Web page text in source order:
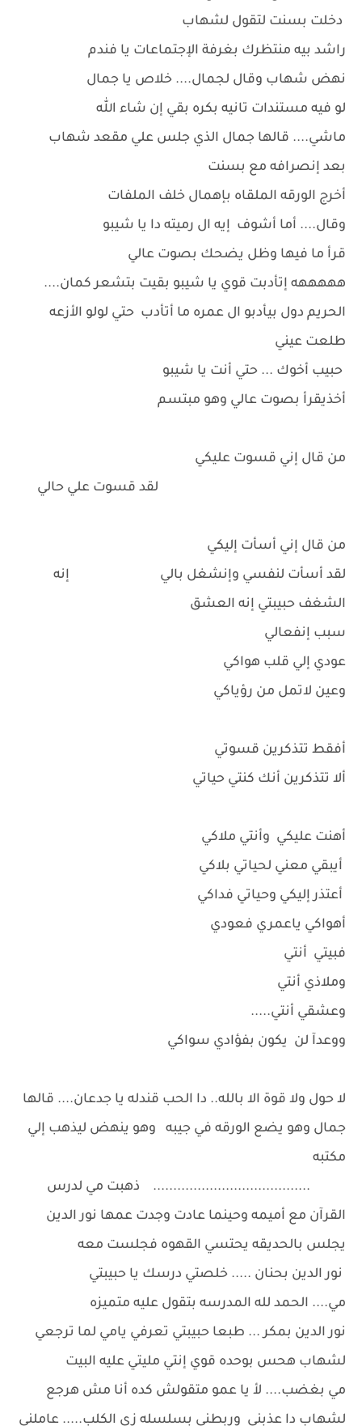
دخلت بسنت لتقول لشهاب
راشد بيه منتظرك بغرفة الإجتماعات يا فندم
نهض شهاب وقال لجمال.... خلاص يا جمال
لو فيه مستندات تانيه بكره بقي إن شاء الله
ماشي.... قالها جمال الذي جلس علي مقعد شهاب
بعد إنصرافه مع بسنت
أخرج الورقه الملقاه بإهمال خلف الملفات
وقال.... أما أشوف إيه ال رميته دا يا شيبو
قرأ ما فيها وظل يضحك بصوت عالي
هههههه إتأدبت قوي يا شيبو بقيت بتشعر كمان....
الحريم دول بيأدبو ال عمره ما أتأدب حتي لولو الأزعه
طلعت عيني
حبيب أخوك ... حتي أنت يا شيبو
أخذيقرأ بصوت عالي وهو مبتسم
من قال إني قسوت عليكي
لقد قسوت علي حالي
من قال إني أسأت إليكي
لقد أسأت لنفسي وإنشغل بالي إنه
الشغف حبيبتي إنه العشق
سبب إنفعالي
عودي إلي قلب هواكي
وعين لاتمل من رؤياكي
أفقط تتذكرين قسوتي
ألا تتذكرين أنك كنتي حياتي
أهنت عليكي وأنتي ملاكي
أيبقي معني لحياتي بلاكي
أعتذر إليكي وحياتي فداكي
أهواكي ياعمري فعودي
فبيتي أنتي
وملاذي أنتي
وعشقي أنتي.....
ووعدآ لن يكون بفؤادي سواكي
لا حول ولا قوة الا بالله.. دا الحب قندله يا جدعان.... قالها
جمال وهو يضع الورقه في جيبه وهو ينهض ليذهب إلي
مكتبه
....................................... ذهبت مي لدرس
القرآن مع أميمه وحينما عادت وجدت عمها نور الدين
يجلس بالحديقه يحتسي القهوه فجلست معه
نور الدين بحنان ..... خلصتي درسك يا حبيبتي
مي.... الحمد لله المدرسه بتقول عليه متميزه
نور الدين بمكر ... طبعا حبيبتي تعرفي يامي لما ترجعي
لشهاب هحس بوحده قوي إنتي مليتي عليه البيت
مي بغضب.... لأ يا عمو متقولش كده أنا مش هرجع
لشهاب دا عذبني وربطني بسلسله زي الكلب..... عاملني